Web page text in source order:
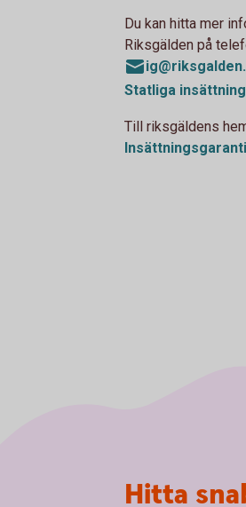
Du kan hitta mer
Riksgälden på
Statliga
Till riksgäldens
Hitta